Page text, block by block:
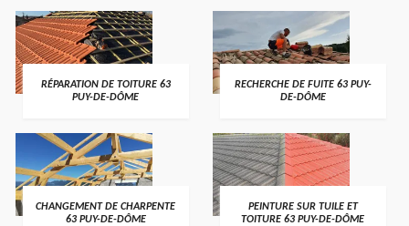
RÉPARATION DE TOITURE 63
PUY-DE-DÔME
RECHERCHE DE FUITE 63 PUY-
DE-DÔME
CHANGEMENT DE CHARPENTE
63 PUY-DE-DÔME
PEINTURE SUR TUILE ET
TOITURE 63 PUY-DE-DÔME